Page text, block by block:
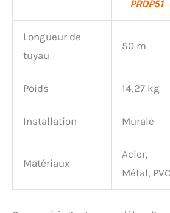
PRDP51
Longueur de
tuyau
50 m
Poids 14,27 kg
Installation Murale
Matériaux
Acier,
Métal, PVC